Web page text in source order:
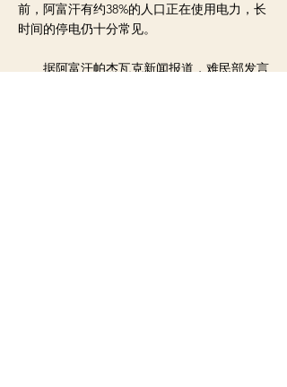
前，阿富汗有约38%的人口正在使用电力，长
时间的停电仍十分常见。
据阿富汗帕杰瓦克新闻报道，难民部发言